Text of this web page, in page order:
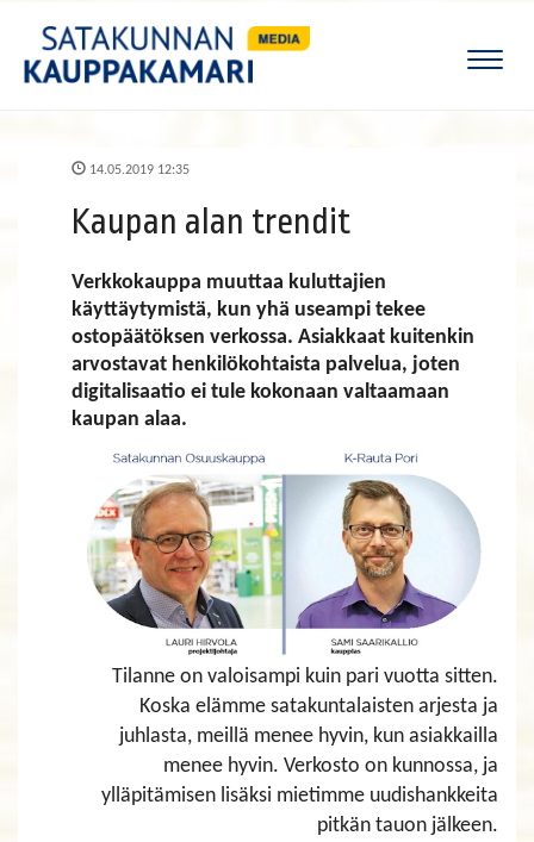
14.05.2019 12:35
Kaupan alan trendit
Verkkokauppa muuttaa kuluttajien
käyttäytymistä, kun yhä useampi tekee
ostopäätöksen verkossa. Asiakkaat kuitenkin
arvostavat henkilökohtaista palvelua, joten
digitalisaatio ei tule kokonaan valtaamaan
kaupan alaa.
Tilanne on valoisampi kuin pari vuotta sitten.
Koska elämme satakuntalaisten arjesta ja
juhlasta, meillä menee hyvin, kun asiakkailla
menee hyvin. Verkosto on kunnossa, ja
ylläpitämisen lisäksi mietimme uudishankkeita
pitkän tauon jälkeen.